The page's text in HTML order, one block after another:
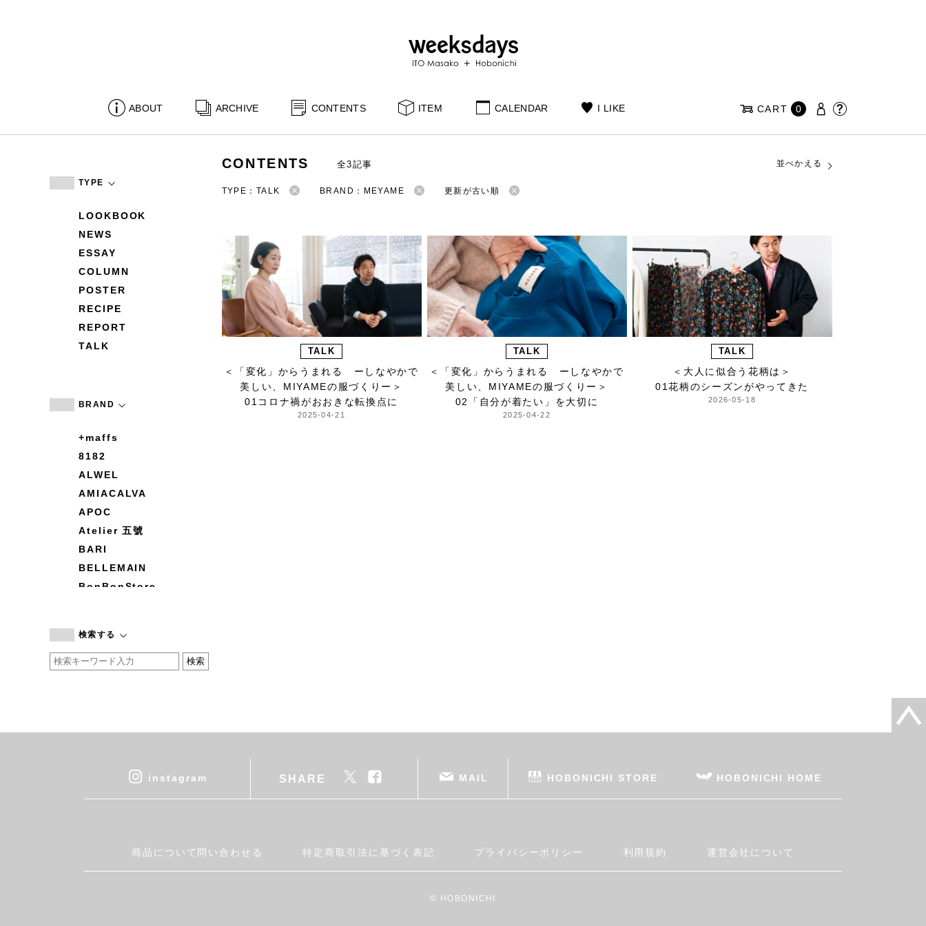
ABOUT ARCHIVE CONTENTS ITEM CALENDAR I LIKE CART 0
TYPE
LOOKBOOK
NEWS
ESSAY
COLUMN
POSTER
RECIPE
REPORT
TALK
BRAND
+maffs
8182
ALWEL
AMIACALVA
APOC
Atelier 五號
BARI
BELLEMAIN
BonBonStore
by basics
CATWORTH
cohan
DEAN & DELUCA
Fatima Morocco
検索する
CONTENTS 全3記事 並べかえる
TYPE：TALK BRAND：MEYAME 更新が古い順
TALK
＜「変化」からうまれる ーしなやかで
美しい、MIYAMEの服づくりー＞
01コロナ禍がおおきな転換点に
2025-04-21
TALK
＜「変化」からうまれる ーしなやかで
美しい、MIYAMEの服づくりー＞
02「自分が着たい」を大切に
2025-04-22
TALK
＜大人に似合う花柄は＞
01花柄のシーズンがやってきた
2026-05-18
instagram SHARE MAIL HOBONICHI STORE HOBONICHI HOME
商品について問い合わせる 特定商取引法に基づく表記 プライバシーポリシー 利用規約 運営会社について
© HOBONICHI